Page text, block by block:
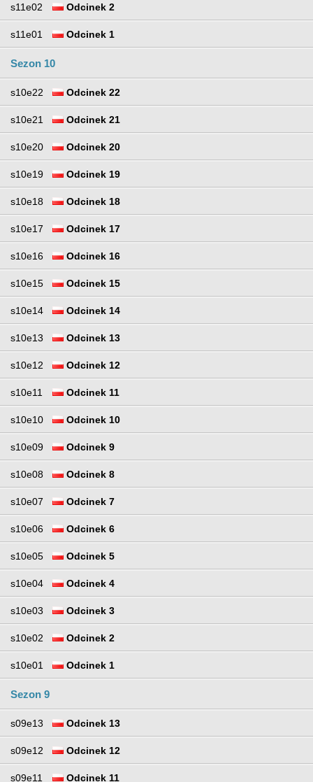
s11e02 Odcinek 2
s11e01 Odcinek 1
Sezon 10
s10e22 Odcinek 22
s10e21 Odcinek 21
s10e20 Odcinek 20
s10e19 Odcinek 19
s10e18 Odcinek 18
s10e17 Odcinek 17
s10e16 Odcinek 16
s10e15 Odcinek 15
s10e14 Odcinek 14
s10e13 Odcinek 13
s10e12 Odcinek 12
s10e11 Odcinek 11
s10e10 Odcinek 10
s10e09 Odcinek 9
s10e08 Odcinek 8
s10e07 Odcinek 7
s10e06 Odcinek 6
s10e05 Odcinek 5
s10e04 Odcinek 4
s10e03 Odcinek 3
s10e02 Odcinek 2
s10e01 Odcinek 1
Sezon 9
s09e13 Odcinek 13
s09e12 Odcinek 12
s09e11 Odcinek 11